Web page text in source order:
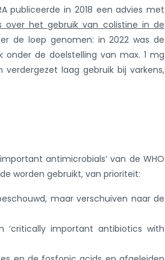
publiceerde in 2018 een advies met
over het gebruik van colistine in de
de loep genomen: in 2022 was de
de doelstelling van max. 1 mg
verdergezet laag gebruik bij varkens,
antimicrobials’ van de WHO
worden gebruikt, van prioriteit:
maar verschuiven naar de
‘critically important antibiotics with